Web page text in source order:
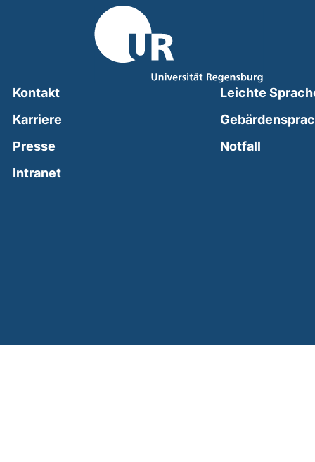
Kontakt
Karriere
Presse
Intranet(external link, opens in a new window)
Leichte
Notfall